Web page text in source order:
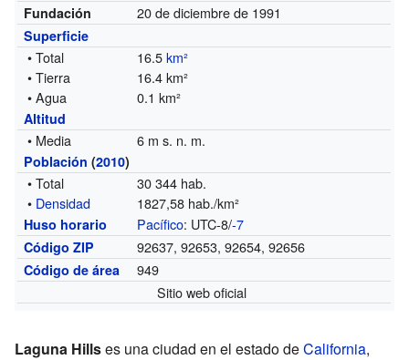
Fundación 20 de diciembre de 1991
Superficie
• Total 16.5km²
• Tierra
16.4 km²
• Agua
0.1 km²
Altitud
• Media 6 m s. n. m.
Población (2010)
• Total
30 344 hab.
• Densidad 1827,58 hab./km²
Huso horario Pacífico: UTC-8/-7
Código ZIP 92637, 92653, 92654, 92656
Código de área
949
Sitio web oficial
Laguna Hillses una ciudad en el estado deCalifornia,